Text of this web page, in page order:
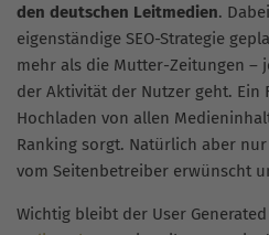
den deutschen Leitmedien.
eigenständige SEO-Strategie
mehr als die Mutter-Zeitungen –
der Aktivität der Nutzer geht. Ein
Hochladen von allen
Ranking sorgt. Natürlich aber
vom Seitenbetreiber erwünscht
Wichtig bleibt der User